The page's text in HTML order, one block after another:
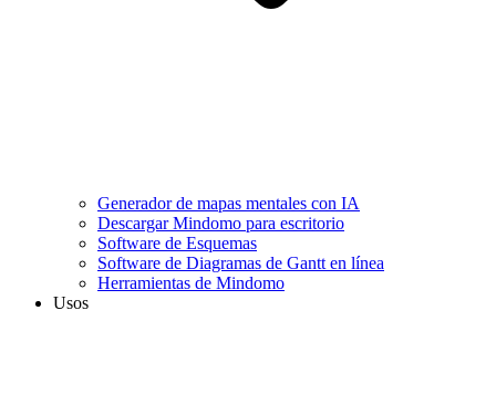
Generador de mapas mentales con IA
Descargar Mindomo para escritorio
Software de Esquemas
Software de Diagramas de Gantt en línea
Herramientas de Mindomo
Usos